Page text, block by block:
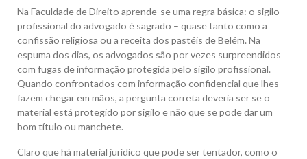
Na Faculdade de Direito aprende-se uma regra básica: o sigilo
profissional do advogado é sagrado – quase tanto como a
confissão religiosa ou a receita dos pastéis de Belém. Na
espuma dos dias, os advogados são por vezes surpreendidos
com fugas de informação protegida pelo sigilo profissional.
Quando confrontados com informação confidencial que lhes
fazem chegar em mãos, a pergunta correta deveria ser se o
material está protegido por sigilo e não que se pode dar um
bom título ou manchete.
Claro que há material jurídico que pode ser tentador, como o